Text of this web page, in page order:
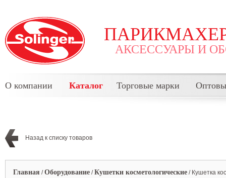
АКСЕССУАРЫ И
О компании Каталог Торговые марки
Назад к списку товаров
Главная /Оборудование /Кушетки косметологические / Кушетка